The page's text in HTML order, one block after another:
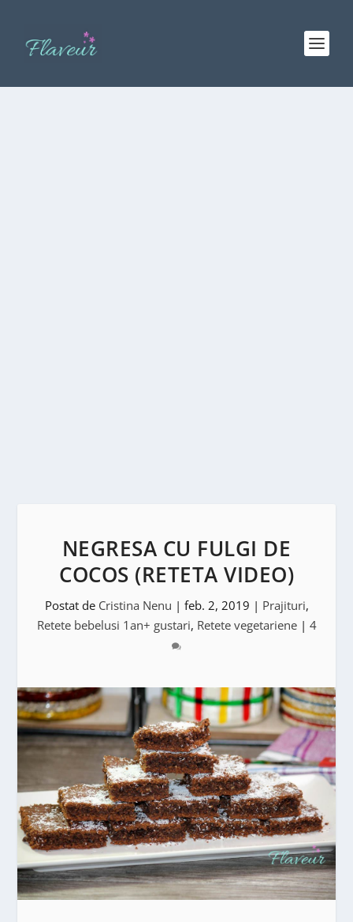
NEGRESA CU FULGI DE
COCOS (RETETA VIDEO)
Postat de Cristina Nenu | feb. 2, 2019 | Prajituri,
Retete bebelusi 1an+ gustari, Retete vegetariene| 4